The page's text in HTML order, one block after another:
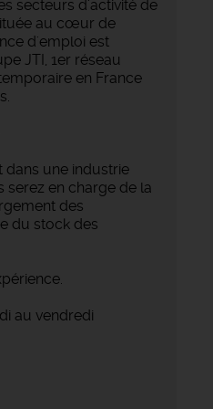
secteurs d'activité de
au cœur de
d'emploi est
JTI, 1er réseau
en France
dans une industrie
serez en charge de la
des
du stock des
au vendredi